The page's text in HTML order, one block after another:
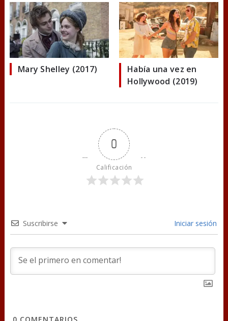
Mary Shelley (2017)
Había una vez en
Hollywood (2019)
0
Calificación
Suscribirse Iniciar sesión
0 COMENTARIOS